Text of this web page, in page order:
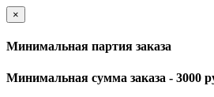
×
Минимальная партия заказа
Минимальная сумма заказа - 3000